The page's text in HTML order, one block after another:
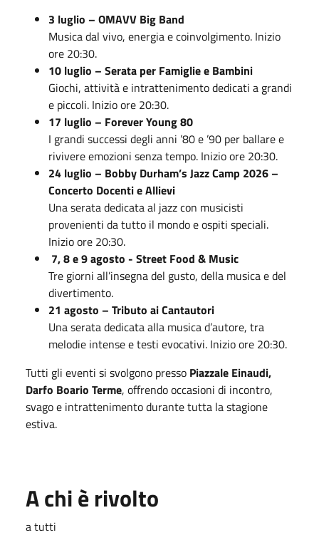
3 luglio – OMAVV Big Band
Musica dal vivo, energia e coinvolgimento. Inizio
ore 20:30.
10 luglio – Serata per Famiglie e Bambini
Giochi, attività e intrattenimento dedicati a grandi
e piccoli. Inizio ore 20:30.
17 luglio – Forever Young 80
I grandi successi degli anni ’80 e ’90 per ballare e
rivivere emozioni senza tempo. Inizio ore 20:30.
24 luglio – Bobby Durham’s Jazz Camp 2026 –
Concerto Docenti e Allievi
Una serata dedicata al jazz con musicisti
provenienti da tutto il mondo e ospiti speciali.
Inizio ore 20:30.
7, 8 e 9 agosto - Street Food & Music
Tre giorni all’insegna del gusto, della musica e del
divertimento.
21 agosto – Tributo ai Cantautori
Una serata dedicata alla musica d’autore, tra
melodie intense e testi evocativi. Inizio ore 20:30.
Tutti gli eventi si svolgono presso Piazzale Einaudi,
Darfo Boario Terme, offrendo occasioni di incontro,
svago e intrattenimento durante tutta la stagione
estiva.
A chi è rivolto
a tutti